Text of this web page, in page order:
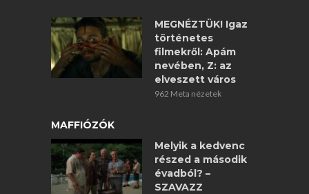
MEGNÉZTÜK! Igaz
történetes
filmekről: Apám
nevében, Z: az
elveszett város
962 Meta nézetek
MAFFIÓZÓK
Melyik a kedvenc
részed a második
évadból? –
SZAVAZZ